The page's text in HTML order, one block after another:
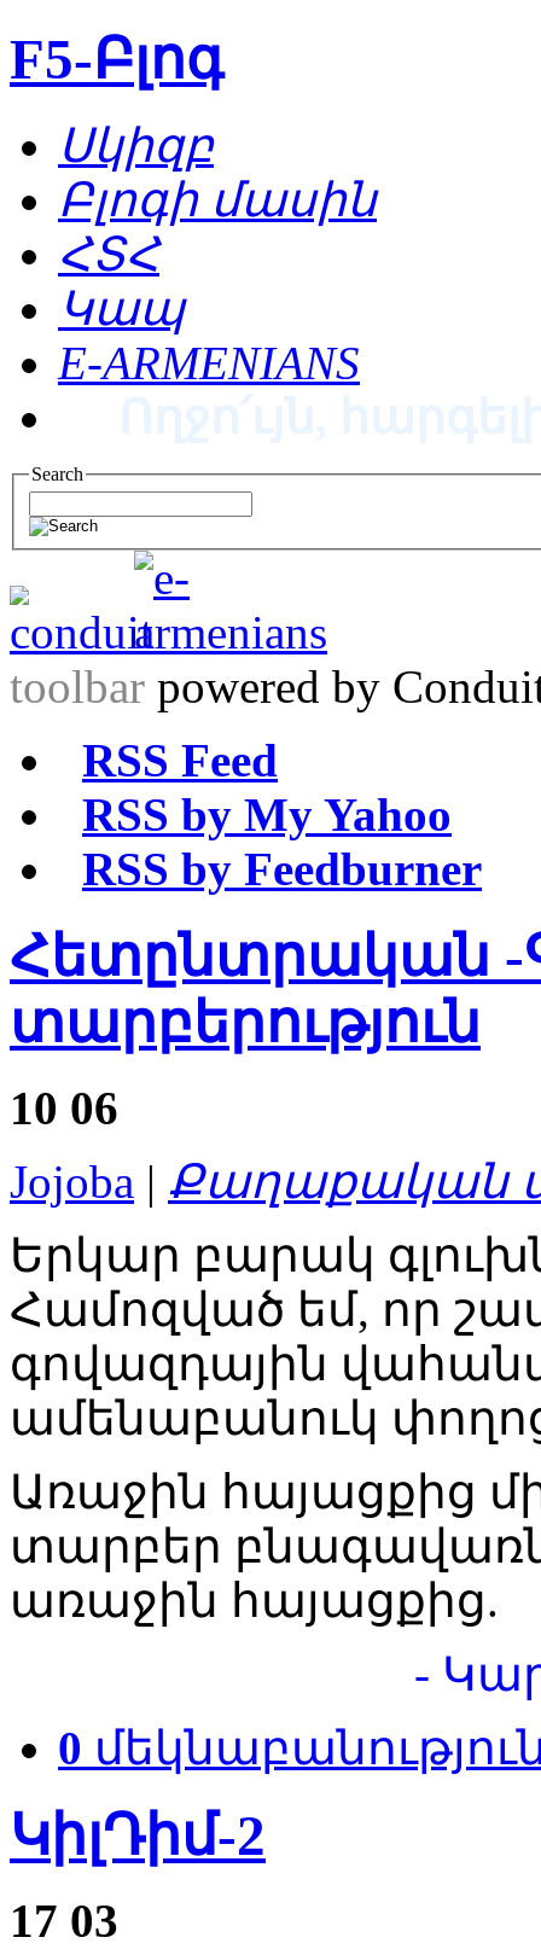
F5-Բլոգ
Սկիզբ
Բլոգի մասին
ՀՏՀ
Կապ
E-ARMENIANS
Search
toolbar powered by
RSS Feed
RSS by My Yahoo
RSS by Feedburner
Հետընտրական -
տարբերություն
10 06
Jojoba | Քաղաքական
Երկար բարակ
Համոզված եմ, որ
գովազդային
ամենաբանուկ
Առաջին հայացքից
տարբեր
առաջին հայացքից.
-
0
ԿիլԴիմ-2
17 03